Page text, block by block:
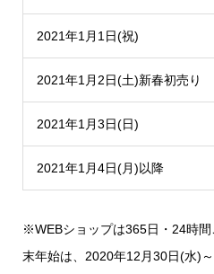
2021年1月1日(祝)
2021年1月2日(土)新春初売り
2021年1月3日(日)
2021年1月4日(月)以降
※WEBショップは365日・24時
末年始は、2020年12月30日(水)